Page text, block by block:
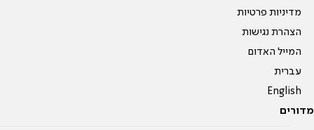
מדיניות פרטיות
הצהרת נגישות
המייל האדום
עברית
English
מדורים